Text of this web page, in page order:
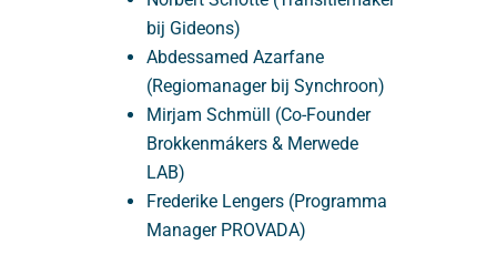
bij Gideons)
Abdessamed Azarfane
(Regiomanager bij Synchroon)
Mirjam Schmüll (Co-Founder
Brokkenmákers & Merwede
LAB)
Frederike Lengers (Programma
Manager PROVADA)